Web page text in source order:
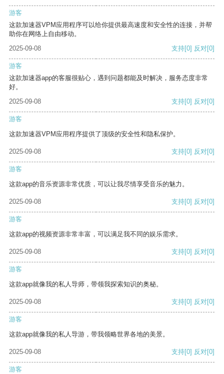
游客
这款加速器VPM应用程序可以给你提供最高速度和安全性的连接，并帮
助你在网络上自由移动。
2025-09-08
支持[0] 反对[0]
游客
这款加速器app的客服很贴心，遇到问题都能及时解决，服务态度非常
好。
2025-09-08
支持[0] 反对[0]
游客
这款加速器VPM应用程序提供了顶级的安全性和隐私保护。
2025-09-08 支持[0] 反对[0]
游客
这款app的音乐资源非常优质，可以让我尽情享受音乐的魅力。
2025-09-08 支持[0] 反对[0]
游客
这款app的视频资源非常丰富，可以满足我不同的娱乐需求。
2025-09-08 支持[0] 反对[0]
游客
这款app就像我的私人导师，带领我探索知识的奥秘。
2025-09-08 支持[0] 反对[0]
游客
这款app就像我的私人导游，带我领略世界各地的美景。
2025-09-08 支持[0] 反对[0]
游客